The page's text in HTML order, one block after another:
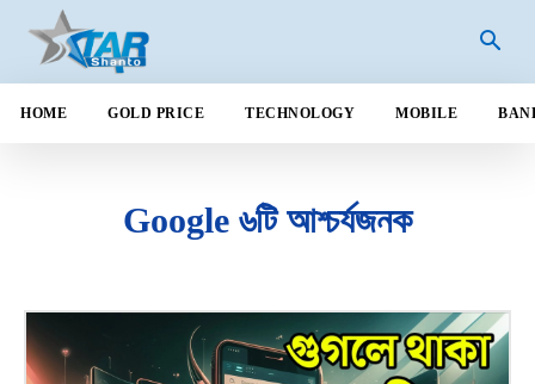
HOME GOLD PRICE TECHNOLOGY MOBILE
Google ৬টি আশ্চর্যজনক